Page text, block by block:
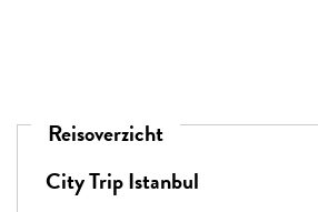
Reisoverzicht
City Trip Istanbul